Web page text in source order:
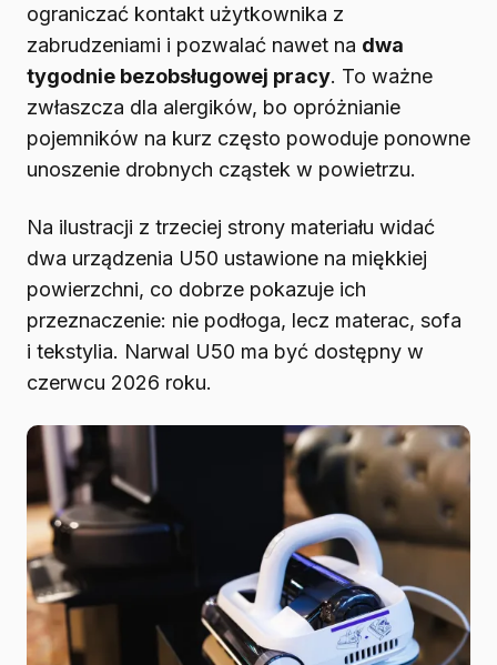
ograniczać kontakt użytkownika z
zabrudzeniami i pozwalać nawet na dwa
tygodnie bezobsługowej pracy. To ważne
zwłaszcza dla alergików, bo opróżnianie
pojemników na kurz często powoduje ponowne
unoszenie drobnych cząstek w powietrzu.
Na ilustracji z trzeciej strony materiału widać
dwa urządzenia U50 ustawione na miękkiej
powierzchni, co dobrze pokazuje ich
przeznaczenie: nie podłoga, lecz materac, sofa
i tekstylia. Narwal U50 ma być dostępny w
czerwcu 2026 roku.